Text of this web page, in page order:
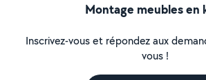
Montage meubles en
Inscrivez-vous et répondez aux
vous !